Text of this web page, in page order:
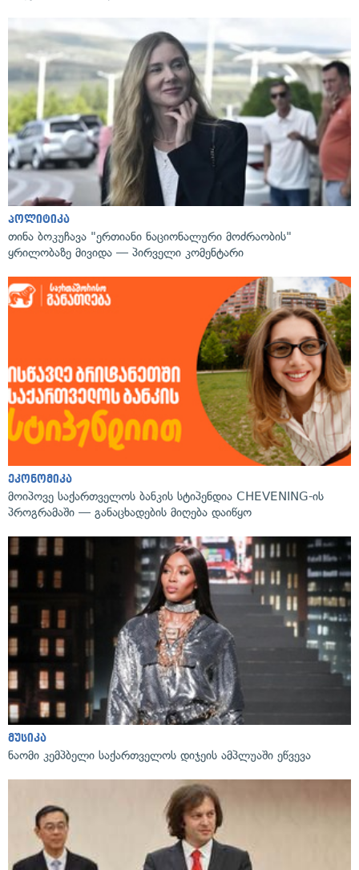
პოლიტიკა
თინა ბოკუჩავა "ერთიანი ნაციონალური მოძრაობის"
ყრილობაზე მივიდა — პირველი კომენტარი
ეკონომიკა
მოიპოვე საქართველოს ბანკის სტიპენდია CHEVENING-ის
პროგრამაში — განაცხადების მიღება დაიწყო
მუსიკა
ნაომი კემპბელი საქართველოს დიჯეის ამპლუაში ეწვევა